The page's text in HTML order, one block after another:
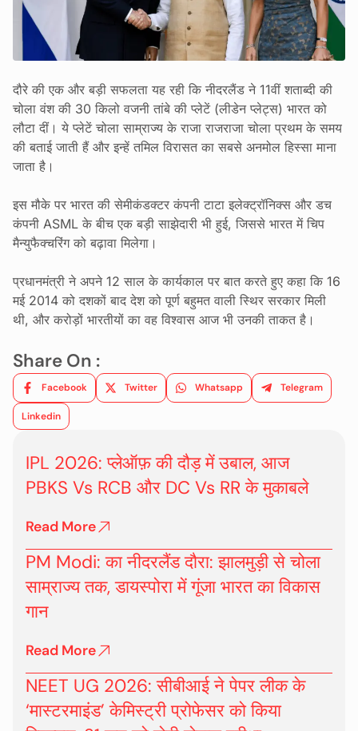
दौरे की एक और बड़ी सफलता यह रही कि नीदरलैंड ने 11वीं शताब्दी की
चोला वंश की 30 किलो वजनी तांबे की प्लेटें (लीडेन प्लेट्स) भारत को
लौटा दीं। ये प्लेटें चोला साम्राज्य के राजा राजराजा चोला प्रथम के समय
की बताई जाती हैं और इन्हें तमिल विरासत का सबसे अनमोल हिस्सा माना
जाता है।
इस मौके पर भारत की सेमीकंडक्टर कंपनी टाटा इलेक्ट्रॉनिक्स और डच
कंपनी ASML के बीच एक बड़ी साझेदारी भी हुई, जिससे भारत में चिप
मैन्युफैक्चरिंग को बढ़ावा मिलेगा।
प्रधानमंत्री ने अपने 12 साल के कार्यकाल पर बात करते हुए कहा कि 16
मई 2014 को दशकों बाद देश को पूर्ण बहुमत वाली स्थिर सरकार मिली
थी, और करोड़ों भारतीयों का वह विश्वास आज भी उनकी ताकत है।
Share On :
Facebook Twitter Whatsapp Telegram
Linkedin
IPL 2026: प्लेऑफ़ की दौड़ में उबाल, आज
PBKS Vs RCB और DC Vs RR के मुकाबले
Read More
PM Modi: का नीदरलैंड दौरा: झालमुड़ी से चोला
साम्राज्य तक, डायस्पोरा में गूंजा भारत का विकास
गान
Read More
NEET UG 2026: सीबीआई ने पेपर लीक के
‘मास्टरमाइंड’ केमिस्ट्री प्रोफेसर को किया